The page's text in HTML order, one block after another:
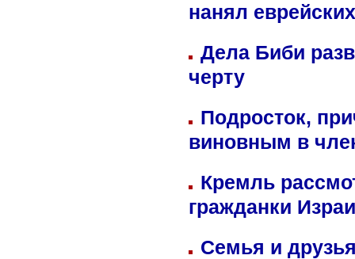
нанял
Дела Биби
черту
Подросток,
виновным в
Кремль
гражданки
Семья и